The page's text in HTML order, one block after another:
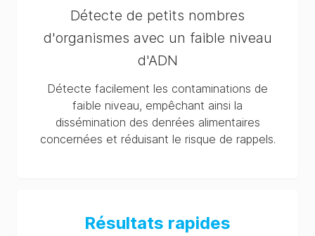
Détecte de petits nombres
d'organismes avec un faible niveau
d'ADN
Détecte facilement les contaminations de
faible niveau, empêchant ainsi la
dissémination des denrées alimentaires
concernées et réduisant le risque de rappels.
Résultats rapides